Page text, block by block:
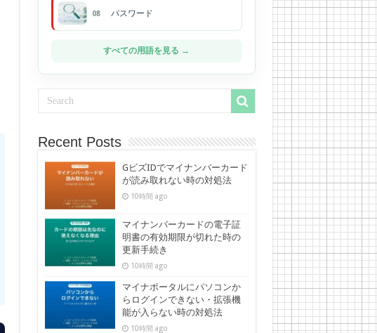
08 パスワード
すべての用語を見る →
Recent Posts
GビズIDでマイナンバーカード
が読み取れない時の対処法
10時間 ago
マイナンバーカードの電子証
明書の有効期限が切れた時の
更新手続き
10時間 ago
マイナポータルにパソコンか
らログインできない・拡張機
能が入らない時の対処法
10時間 ago